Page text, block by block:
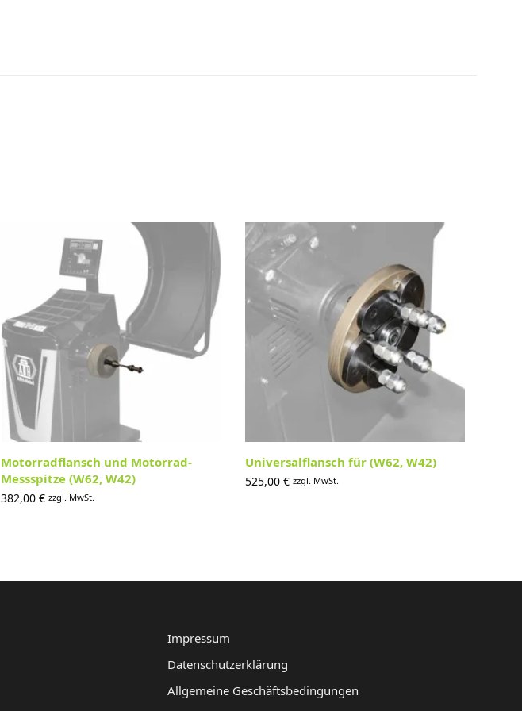
Motorradflansch und Motorrad-
Messspitze (W62, W42)
382,00 € zzgl. MwSt.
Universalflansch für (W62, W42)
525,00 € zzgl. MwSt.
Impressum
Datenschutzerklärung
Allgemeine Geschäftsbedingungen